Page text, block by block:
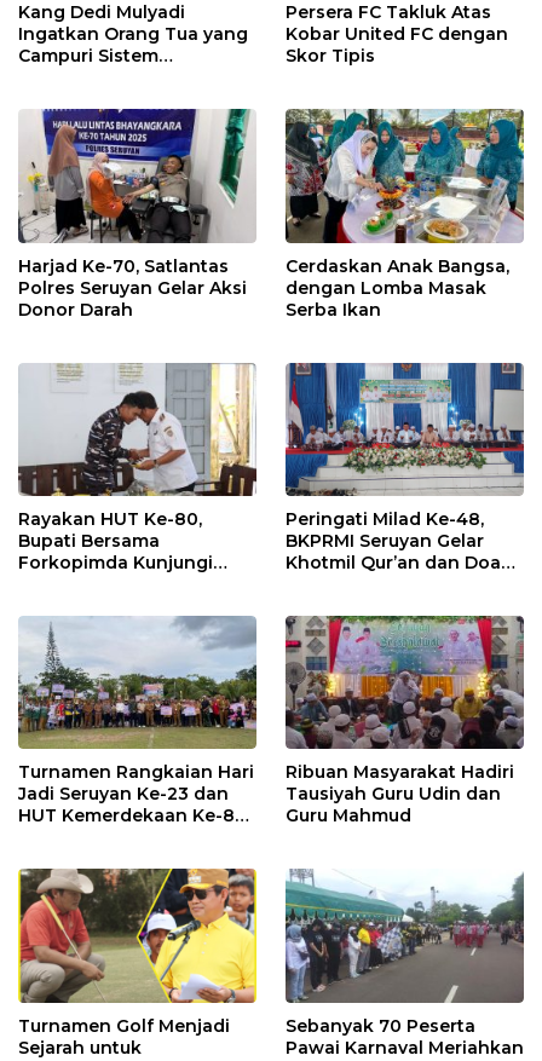
Kang Dedi Mulyadi
Ingatkan Orang Tua yang
Campuri Sistem
Etika Hukum Pendidikan
Persera FC Takluk Atas
Kobar United FC dengan
Skor Tipis
Harjad Ke-70, Satlantas
Polres Seruyan Gelar Aksi
Donor Darah
Cerdaskan Anak Bangsa,
dengan Lomba Masak
Serba Ikan
Rayakan HUT Ke-80,
Bupati Bersama
Forkopimda Kunjungi
Peringati Milad Ke-48,
BKPRMI Seruyan Gelar
Khotmil Qur’an dan Doa
Turnamen Rangkaian Hari
Jadi Seruyan Ke-23 dan
HUT Kemerdekaan Ke-80
Ribuan Masyarakat Hadiri
Tausiyah Guru Udin dan
Guru Mahmud
Turnamen Golf Menjadi
Sejarah untuk
Sebanyak 70 Peserta
Pawai Karnaval Meriahkan